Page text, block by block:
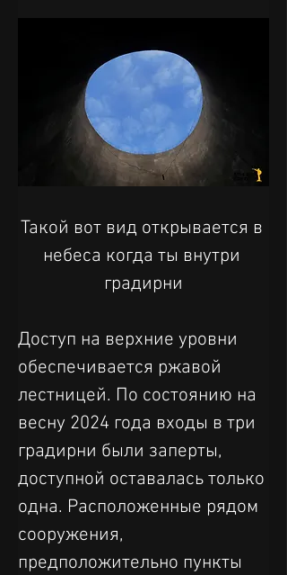
Такой вот вид открывается в
небеса когда ты внутри
градирни
Доступ на верхние уровни
обеспечивается ржавой
лестницей. По состоянию на
весну 2024 года входы в три
градирни были заперты,
доступной оставалась только
одна. Расположенные рядом
сооружения,
предположительно пункты